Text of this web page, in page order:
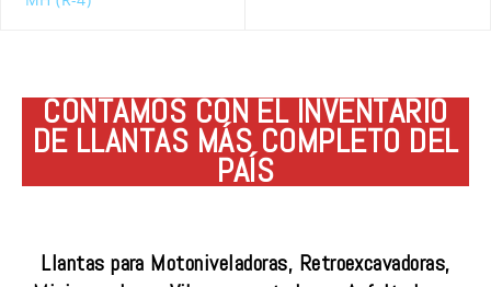
CONTAMOS CON EL INVENTARIO
DE LLANTAS MÁS COMPLETO DEL
PAÍS
Llantas para Motoniveladoras, Retroexcavadoras,